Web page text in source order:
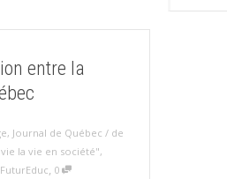
entre la
, Journal de Québec / de
vie la vie en société",
FuturEduc, 0